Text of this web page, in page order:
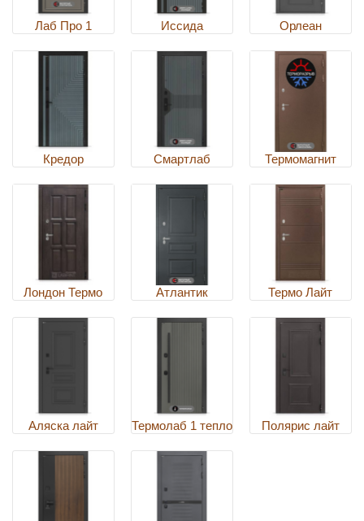
Лаб Про 1 Иссида Орлеан
Кредор Смартлаб Термомагнит
Лондон Термо Атлантик Термо Лайт
Аляска лайт Термолаб 1 тепло Полярис лайт